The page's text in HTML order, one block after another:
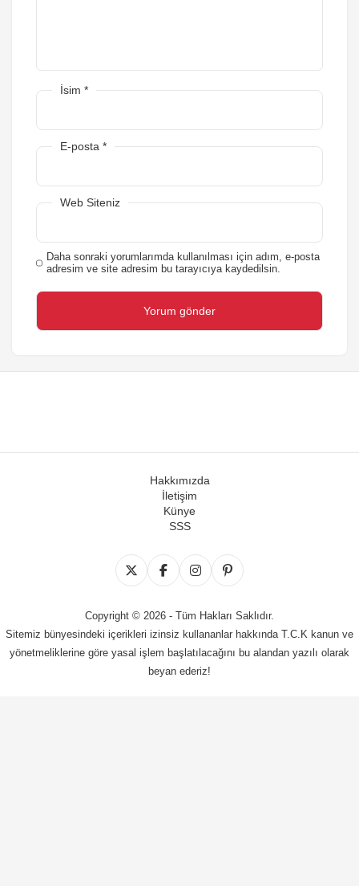
İsim *
E-posta *
Web Siteniz
Daha sonraki yorumlarımda kullanılması için adım, e-posta
adresim ve site adresim bu tarayıcıya kaydedilsin.
Hakkımızda
İletişim
Künye
SSS
Copyright © 2026 - Tüm Hakları Saklıdır.
Sitemiz bünyesindeki içerikleri izinsiz kullananlar hakkında T.C.K kanun ve
yönetmeliklerine göre yasal işlem başlatılacağını bu alandan yazılı olarak
beyan ederiz!